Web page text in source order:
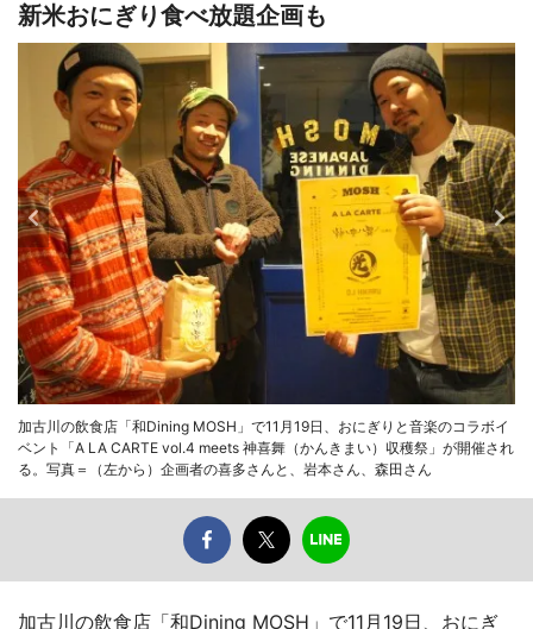
新米おにぎり食べ放題企画も
加古川の飲食店「和Dining MOSH」で11月19日、おにぎりと音楽のコラボイ
ベント「A LA CARTE vol.4 meets 神喜舞（かんきまい）収穫祭」が開催され
る。写真＝（左から）企画者の喜多さんと、岩本さん、森田さん
加古川の飲食店「和Dining MOSH」で11月19日、おにぎ